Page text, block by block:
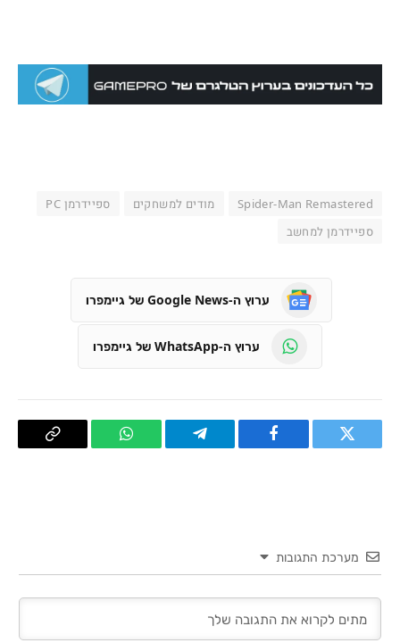
Spider-Man Remastered מודים למשחקים
ספיידרמן PC
ספיידרמן למחשב
ערוץ ה-Google News של גיימפרו
ערוץ ה-WhatsApp של גיימפרו
טוויטר פייסבוק Telegram
WhatsApp העתק
מערכת התגובות